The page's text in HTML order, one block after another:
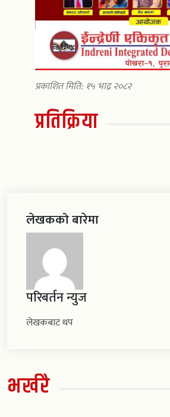
प्रकाशित मिति: १५ भाद्र २०८२
प्रतिक्रिया
लेखकको बारेमा
परिबर्तन न्युज
लेखकबाट थप
भर्खरै